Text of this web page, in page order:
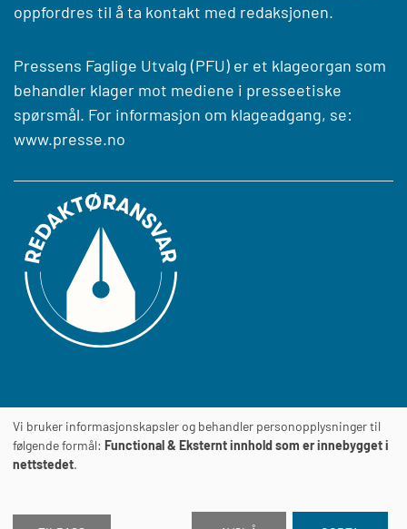
oppfordres til å ta kontakt med redaksjonen.
Pressens Faglige Utvalg (PFU) er et klageorgan som
behandler klager mot mediene i presseetiske
spørsmål. For informasjon om klageadgang, se:
www.presse.no
JournalensTILGJENGELIGHETSERKLÆRING
Vi bruker informasjonskapsler og behandler personopplysninger til
følgende formål: Functional & Eksternt innhold som er innebygget i
nettstedet.